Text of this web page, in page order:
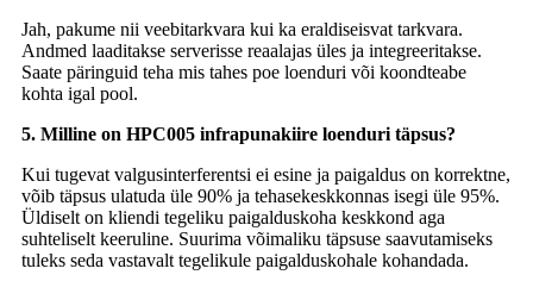
Jah, pakume nii veebitarkvara kui ka eraldiseisvat tarkvara.
Andmed laaditakse serverisse reaalajas üles ja integreeritakse.
Saate päringuid teha mis tahes poe loenduri või koondteabe
kohta igal pool.
5. Milline on HPC005 infrapunakiire loenduri täpsus?
Kui tugevat valgusinterferentsi ei esine ja paigaldus on korrektne,
võib täpsus ulatuda üle 90% ja tehasekeskkonnas isegi üle 95%.
Üldiselt on kliendi tegeliku paigalduskoha keskkond aga
suhteliselt keeruline. Suurima võimaliku täpsuse saavutamiseks
tuleks seda vastavalt tegelikule paigalduskohale kohandada.